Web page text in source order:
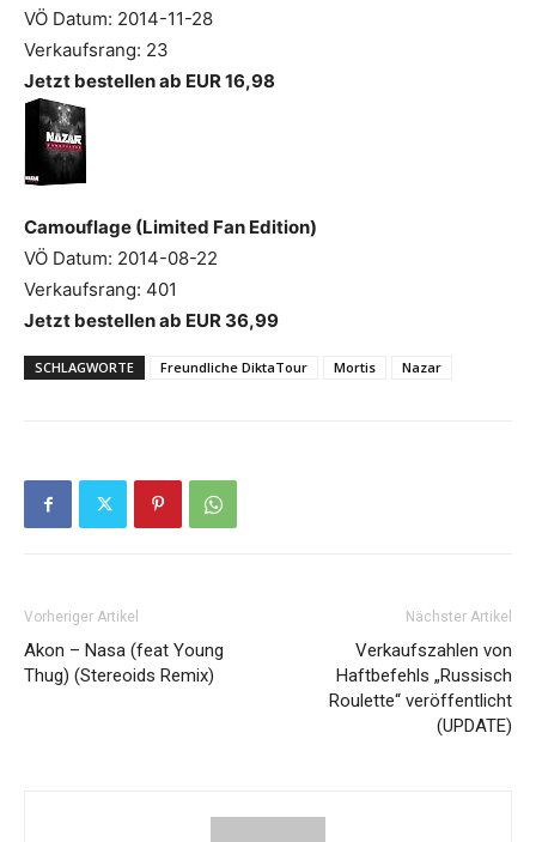
VÖ Datum: 2014-11-28
Verkaufsrang: 23
Jetzt bestellen ab EUR 16,98
Camouflage (Limited Fan Edition)
VÖ Datum: 2014-08-22
Verkaufsrang: 401
Jetzt bestellen ab EUR 36,99
SCHLAGWORTE Freundliche DiktaTour Mortis Nazar
Vorheriger Artikel
Akon – Nasa (feat Young
Thug) (Stereoids Remix)
Nächster Artikel
Verkaufszahlen von
Haftbefehls „Russisch
Roulette“ veröffentlicht
(UPDATE)